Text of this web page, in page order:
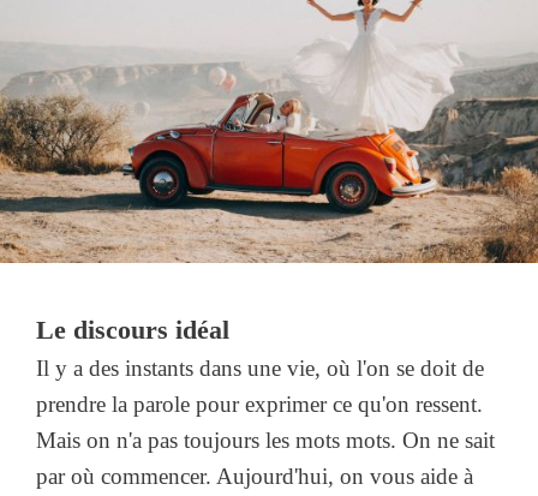
Le discours idéal
Il y a des instants dans une vie, où l'on se doit de
prendre la parole pour exprimer ce qu'on ressent.
Mais on n'a pas toujours les mots mots. On ne sait
par où commencer. Aujourd'hui, on vous aide à